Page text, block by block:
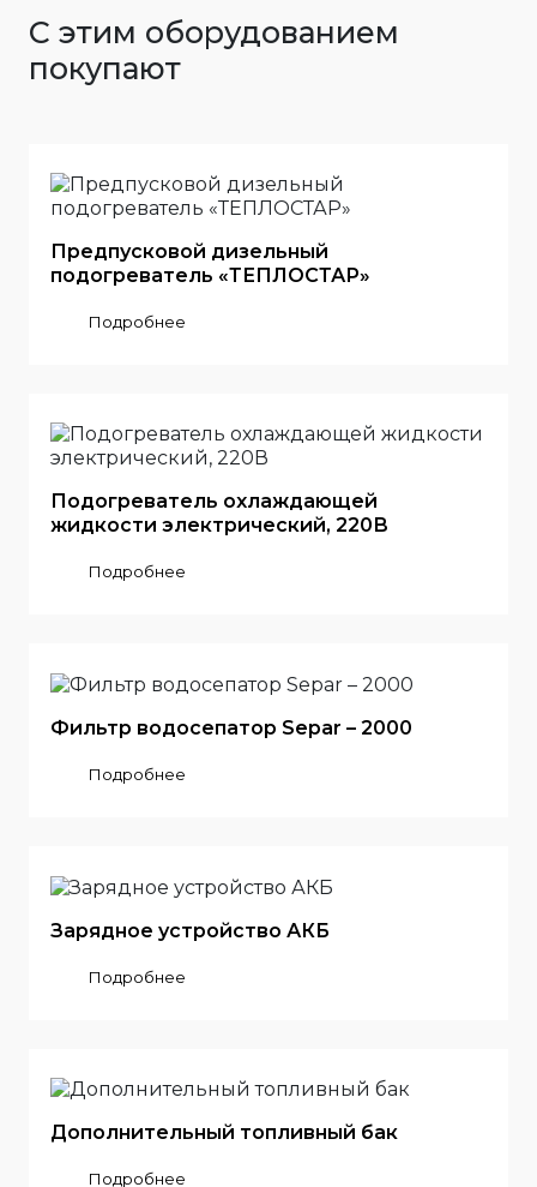
С этим оборудованием
покупают
Предпусковой дизельный
подогреватель «ТЕПЛОСТАР»
Подробнее
Подогреватель охлаждающей
жидкости электрический, 220В
Подробнее
Фильтр водосепатор Separ – 2000
Подробнее
Зарядное устройство АКБ
Подробнее
Дополнительный топливный бак
Подробнее